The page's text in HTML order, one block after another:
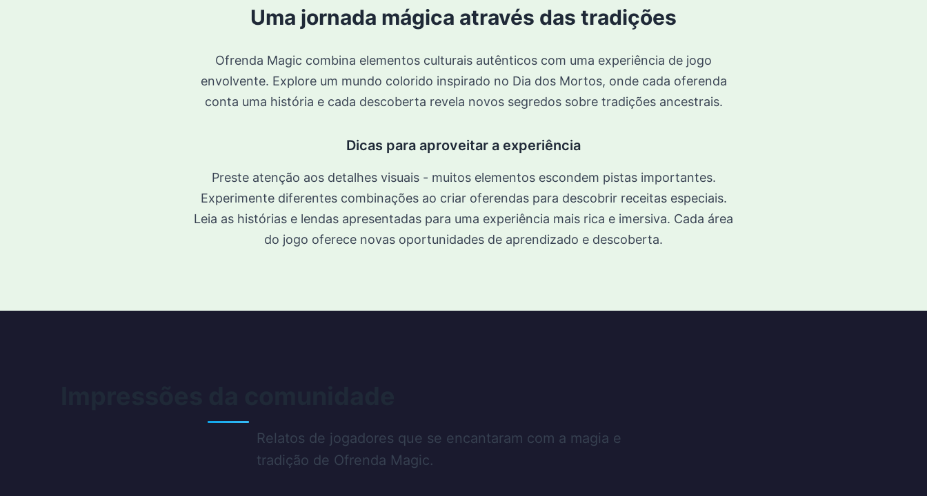
Uma jornada mágica através das tradições
Ofrenda Magic combina elementos culturais autênticos com uma experiência de jogo
envolvente. Explore um mundo colorido inspirado no Dia dos Mortos, onde cada oferenda
conta uma história e cada descoberta revela novos segredos sobre tradições ancestrais.
Dicas para aproveitar a experiência
Preste atenção aos detalhes visuais - muitos elementos escondem pistas importantes.
Experimente diferentes combinações ao criar oferendas para descobrir receitas especiais.
Leia as histórias e lendas apresentadas para uma experiência mais rica e imersiva. Cada área
do jogo oferece novas oportunidades de aprendizado e descoberta.
Relatos de jogadores que se encantaram com a magia e
tradição de Ofrenda Magic.